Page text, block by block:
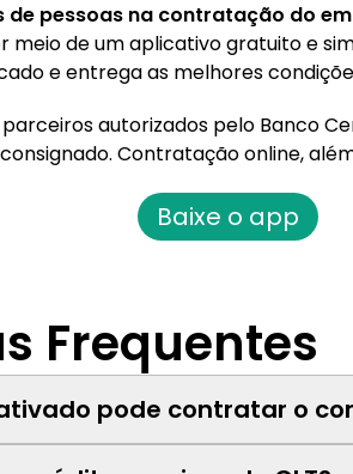
de pessoas na contratação do
meio de um aplicativo gratuito e
e entrega as melhores
parceiros autorizados pelo Banco
Contratação online,
Baixe o app
Frequentes
pode contratar o